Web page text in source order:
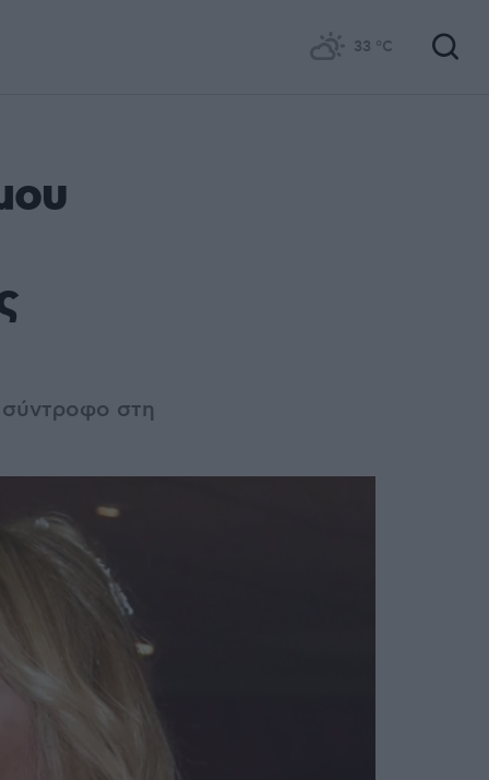
33 °C
σύντροφο στη